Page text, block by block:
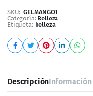
SKU: GELMANGO1
Categoría: Belleza
Etiqueta: belleza
Descripción